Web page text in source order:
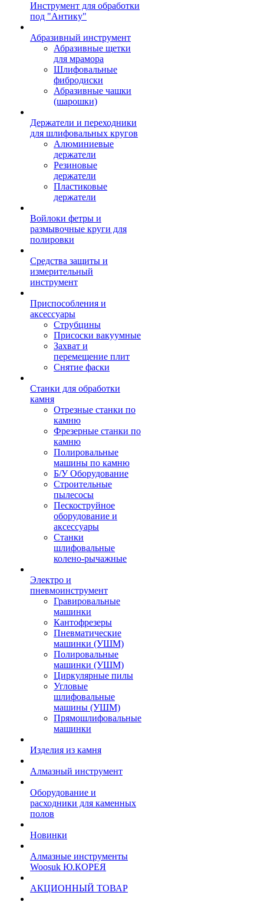
Инструмент для обработки
под "Антику"
Абразивный инструмент
Абразивные щетки
для мрамора
Шлифовальные
фибродиски
Абразивные чашки
(шарошки)
Держатели и переходники
для шлифовальных кругов
Алюминиевые
держатели
Резиновые
держатели
Пластиковые
держатели
Войлоки фетры и
размывочные круги для
полировки
Средства защиты и
измерительный
инструмент
Приспособления и
аксессуары
Струбцины
Присоски вакуумные
Захват и
перемещение плит
Снятие фаски
Станки для обработки
камня
Отрезные станки по
камню
Фрезерные станки по
камню
Полировальные
машины по камню
Б/У Оборудование
Строительные
пылесосы
Пескоструйное
оборудование и
аксессуары
Станки
шлифовальные
колено-рычажные
Электро и
пневмоинструмент
Гравировальные
машинки
Кантофрезеры
Пневматические
машинки (УШМ)
Полировальные
машинки (УШМ)
Циркулярные пилы
Угловые
шлифовальные
машины (УШМ)
Прямошлифовальные
машинки
Изделия из камня
Алмазный инструмент
Оборудование и
расходники для каменных
полов
Новинки
Алмазные инструменты
Woosuk Ю.КОРЕЯ
АКЦИОННЫЙ ТОВАР